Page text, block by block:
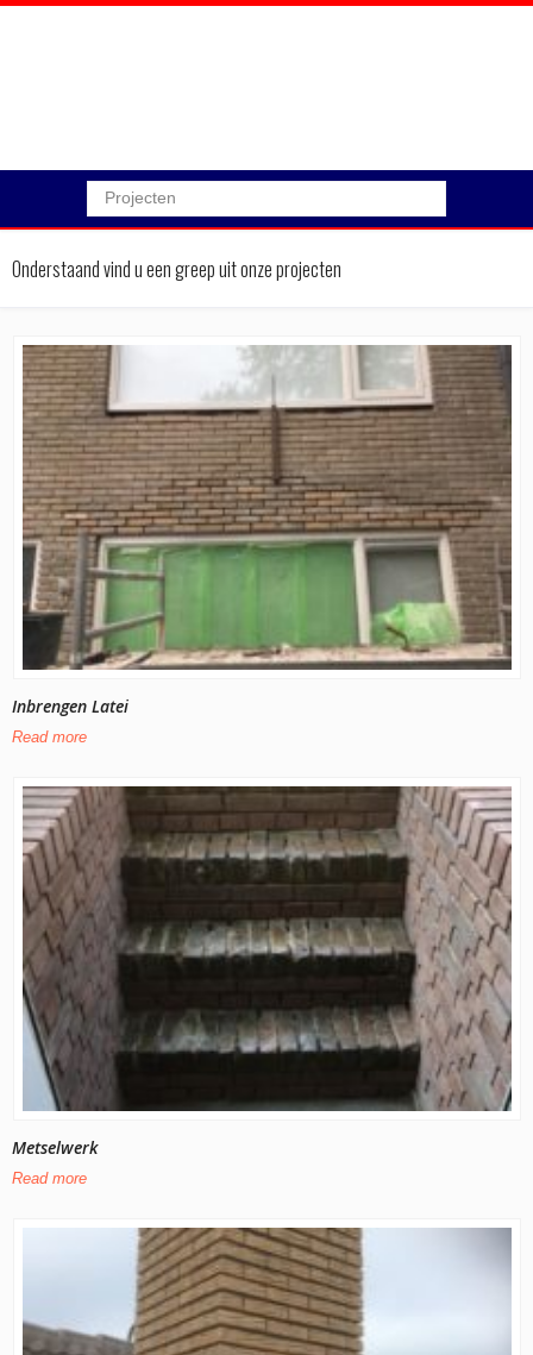
Projecten
Onderstaand vind u een greep uit onze projecten
Inbrengen Latei
Read more
Metselwerk
Read more